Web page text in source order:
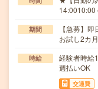
期間
【急募】
お試し2カ
時給
経験者時
週払いOK
交通費